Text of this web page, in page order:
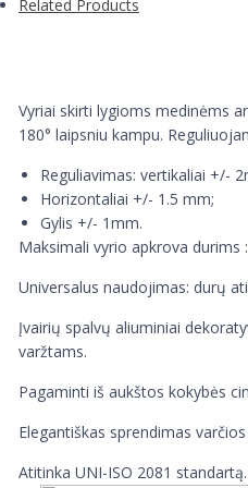
Related Products
Vyriai skirti lygioms medinėms
180° laipsniu kampu.
Reguliavimas: vertikaliai +/-
Horizontaliai +/- 1.5 mm;
Gylis +/- 1mm.
Maksimali vyrio apkrova durims
Universalus naudojimas: durų
Įvairių spalvų aliuminiai
varžtams.
Pagaminti iš aukštos kokybės
Elegantiškas sprendimas
Atitinka UNI-ISO 2081 standartą.